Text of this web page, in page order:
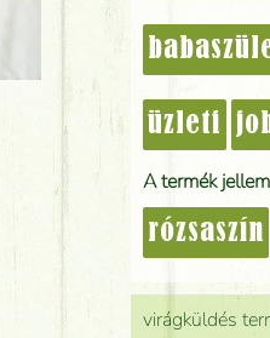
virágküldés
üzleti
A termék
rózsaszín